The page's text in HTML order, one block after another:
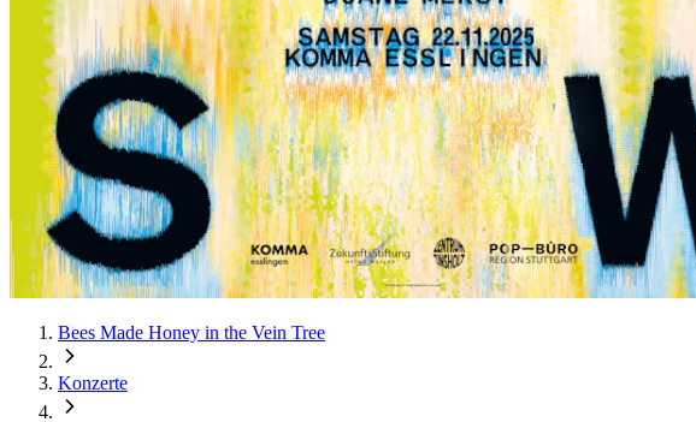
Bees Made Honey in the Vein Tree
Konzerte